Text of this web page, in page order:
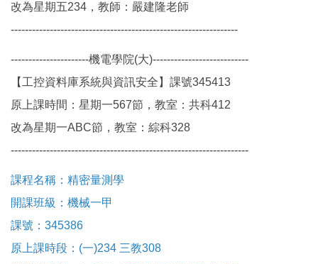
改為星期五234，教師：嚴建隆老師
----------------------------------------------------------------
----------------------機電學院(大)---------------------------
【工控資料庫系統與資訊安全】課號345413
原上課時間：星期一567節，教室：共科412
改為星期一ABC節，教室：綜科328
-------------------------------------------------------------------
課程名稱：精密量測學
開課班級：機械一甲
課號：345386
原上課時段：(一)234 三教308